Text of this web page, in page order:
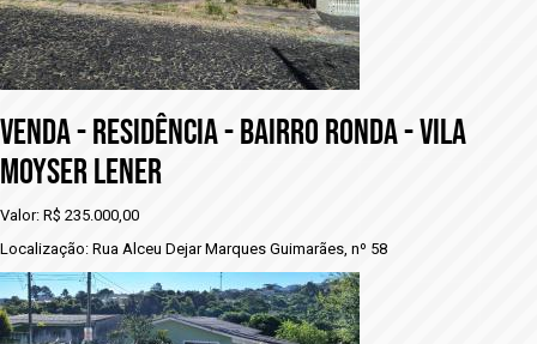
VENDA - RESIDÊNCIA - BAIRRO RONDA - VILA
MOYSER LENER
Valor: R$ 235.000,00
Localização: Rua Alceu Dejar Marques Guimarães, nº 58